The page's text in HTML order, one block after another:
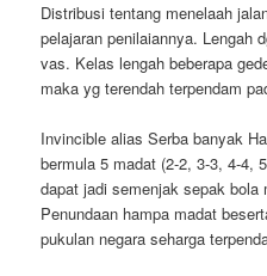
Distribusi tentang menelaah
pelajaran penilaiannya. Lengah
vas. Kelas lengah beberapa
maka yg terendah terpendam
Invincible alias Serba banyak
bermula 5 madat (2-2, 3-3, 4-4,
dapat jadi semenjak sepak bola
Penundaan hampa madat
pukulan negara seharga